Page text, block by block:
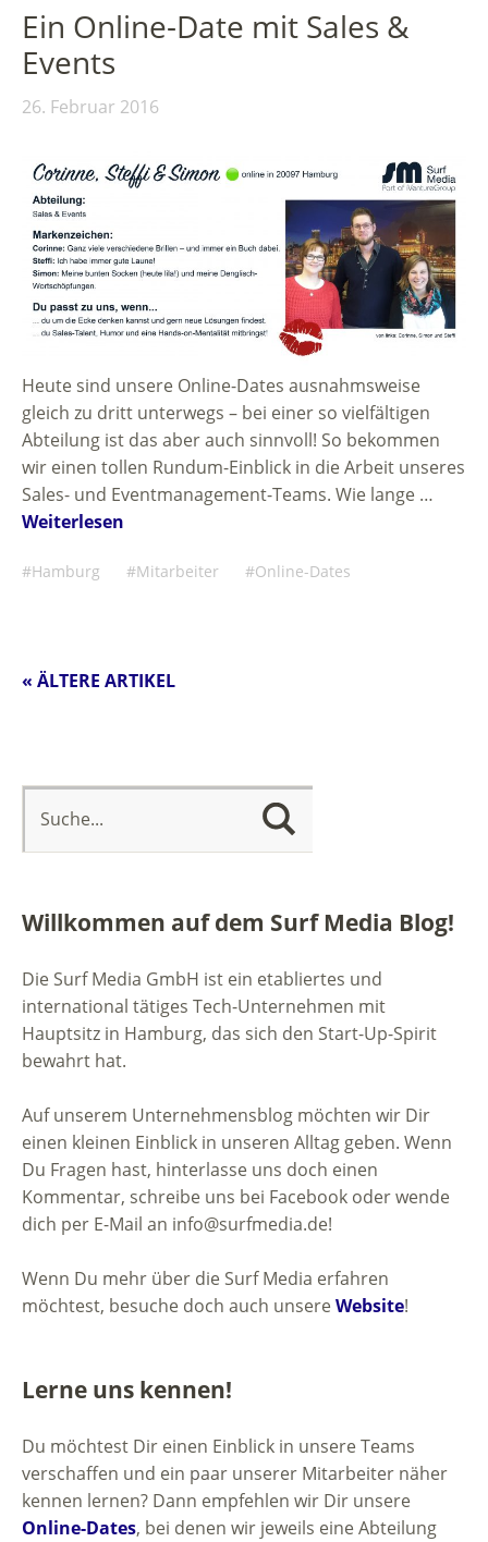
Ein Online-Date mit Sales &
Events
26. Februar 2016
Heute sind unsere Online-Dates ausnahmsweise
gleich zu dritt unterwegs – bei einer so vielfältigen
Abteilung ist das aber auch sinnvoll! So bekommen
wir einen tollen Rundum-Einblick in die Arbeit unseres
Sales- und Eventmanagement-Teams. Wie lange …
Weiterlesen
Hamburg Mitarbeiter Online-Dates
« ÄLTERE ARTIKEL
Willkommen auf dem Surf Media Blog!
Die Surf Media GmbH ist ein etabliertes und
international tätiges Tech-Unternehmen mit
Hauptsitz in Hamburg, das sich den Start-Up-Spirit
bewahrt hat.
Auf unserem Unternehmensblog möchten wir Dir
einen kleinen Einblick in unseren Alltag geben. Wenn
Du Fragen hast, hinterlasse uns doch einen
Kommentar, schreibe uns bei Facebook oder wende
dich per E-Mail an info@surfmedia.de!
Wenn Du mehr über die Surf Media erfahren
möchtest, besuche doch auch unsereWebsite!
Lerne uns kennen!
Du möchtest Dir einen Einblick in unsere Teams
verschaffen und ein paar unserer Mitarbeiter näher
kennen lernen? Dann empfehlen wir Dir unsere
Online-Dates, bei denen wir jeweils eine Abteilung